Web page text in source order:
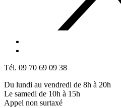
Tél. 09 70 69 09 38
Du lundi au vendredi de 8h à 20h
Le samedi de 10h à 15h
Appel non surtaxé